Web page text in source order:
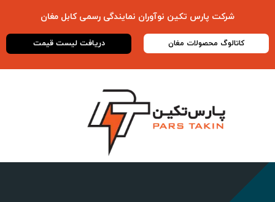
شرکت پارس تکین نوآوران نمایندگی رسمیکابل مغان
کاتالوگ محصولات مغان دریافت لیست قیمت